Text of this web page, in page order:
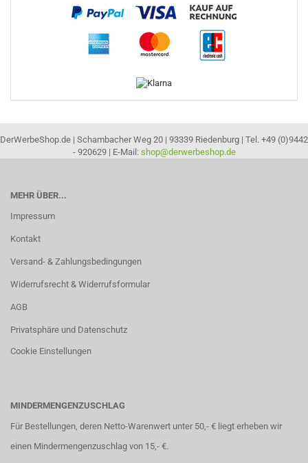
DerWerbeShop.de | Schambacher Weg 20 | 93339 Riedenburg | Tel. +49 (0)9442
- 920629 | E-Mail: shop@derwerbeshop.de
MEHR ÜBER...
Impressum
Kontakt
Versand- & Zahlungsbedingungen
Widerrufsrecht & Widerrufsformular
AGB
Privatsphäre und Datenschutz
Cookie Einstellungen
MINDERMENGENZUSCHLAG
Für Bestellungen, deren Netto-Warenwert unter 50,- € liegt erheben wir
einen Mindermengenzuschlag von 15,- €.